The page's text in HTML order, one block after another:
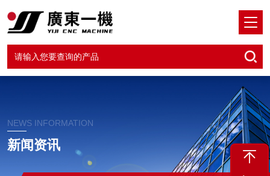
NEWS INFORMATION
新闻资讯